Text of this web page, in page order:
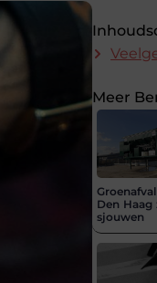
Meer
Den Haag
sjouwen